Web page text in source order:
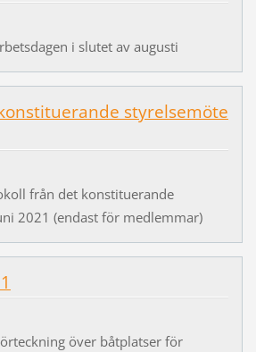
i slutet av augusti
styrelsemöte
från det konstituerande
2021 (endast för medlemmar)
över båtplatser för